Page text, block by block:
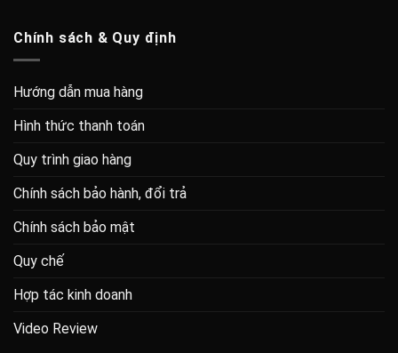
Chính sách & Quy định
Hướng dẫn mua hàng
Hình thức thanh toán
Quy trình giao hàng
Chính sách bảo hành, đổi trả
Chính sách bảo mật
Quy chế
Hợp tác kinh doanh
Video Review